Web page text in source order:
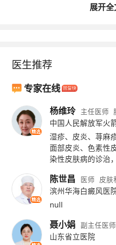
法、系统治疗以及生
近年，生物制剂已经
用于银屑病系统治疗。
2017年5月，中
总局批准修美乐®（阿
需要进行系统治疗或
敏感、或具有禁忌症
度慢性斑块状银屑病患
2018年，国家药监
展开
医生推荐
专家在线
精选
杨维玲 主任医师
中国人民解放军火
湿疹、皮炎、荨麻
面部皮炎、色素性
染性皮肤病的诊治
精选
陈世昌 医师 皮肤
滨州华海白癜风医
null
聂小娟 副主任医师
山东省立医院